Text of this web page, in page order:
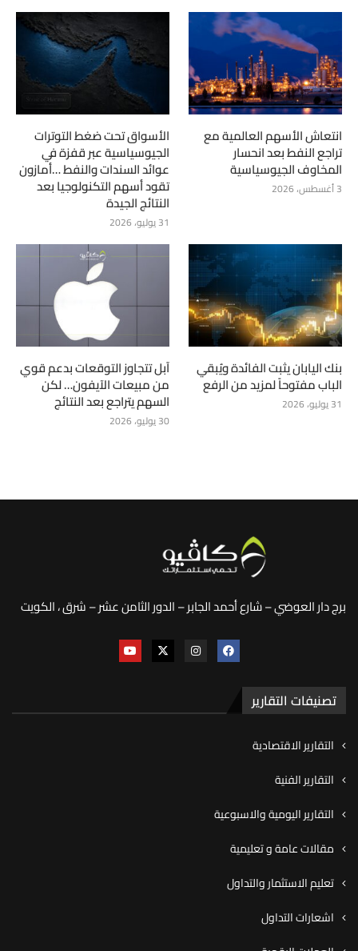
انتعاش الأسهم العالمية مع
تراجع النفط بعد انحسار
المخاوف الجيوسياسية
3 أغسطس، 2026
الأسواق تحت ضغط التوترات
الجيوسياسية عبر قفزة في
عوائد السندات والنفط …أمازون
تقود أسهم التكنولوجيا بعد
النتائج الجيدة
31 يوليو، 2026
بنك اليابان يثبت الفائدة ويُبقي
الباب مفتوحاً لمزيد من الرفع
31 يوليو، 2026
آبل تتجاوز التوقعات بدعم قوي
من مبيعات الآيفون… لكن
السهم يتراجع بعد النتائج
30 يوليو، 2026
برج دار العوضي – شارع أحمد الجابر – الدور الثامن عشر – شرق ، الكويت
تصنيفات التقارير
التقارير الاقتصادية
التقارير الفنية
التقارير اليومية والاسبوعية
مقالات عامة و تعليمية
تعليم الاستثمار والتداول
اشعارات التداول